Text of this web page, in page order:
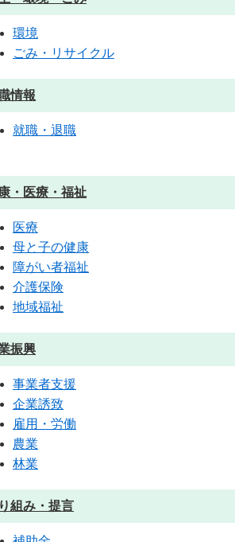
環境
ごみ・リサイクル
情報
就職・退職
・医療・福祉
医療
母と子の健康
障がい者福祉
介護保険
地域福祉
振興
事業者支援
企業誘致
雇用・労働
農業
林業
組み・提言